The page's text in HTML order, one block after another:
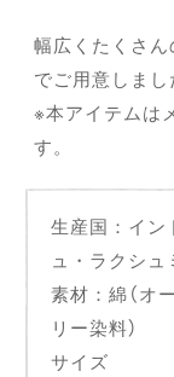
幅広くたくさ
でご用意しまし
※本アイテムは
す。
生産国：イン
ュ・ラクシュ
素材：綿（オ
リー染料）
サイズ